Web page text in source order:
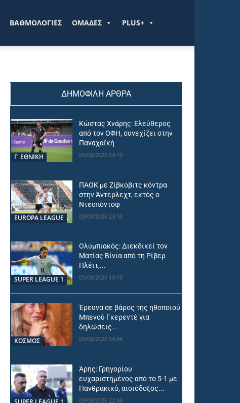
ΒΑΘΜΟΛΟΓΙΕΣ ΟΜΑΔΕΣ PLUS+
ΔΗΜΟΦΙΛΗ ΑΡΘΡΑ
Γ' ΕΘΝΙΚΗ
Κώστας Χνάρης: Ελεύθερος
από τον ΟΦΗ, συνεχίζει στην
Παναχαϊκή
05/08/2026 14:10
EUROPA LEAGUE
ΠΑΟΚ με Ζίβκοβιτς κόντρα
στην Άντερλεχτ, εκτός ο
Ντεσπόντοφ
05/08/2026 23:10
SUPER LEAGUE 1
Ολυμπιακός: Διεκδικεί τον
Ματίας Βίνια από τη Ρίβερ
Πλέιτ,...
05/08/2026 19:10
ΚΟΣΜΟΣ
Έρευνα σε βάρος της ηθοποιού
Μπενού Γκερεντέ για
δηλώσεις...
05/08/2026 14:34
Άρης: Γρηγορίου
ευχαριστημένος από το 5-1 με
Πανθρακικό, αισιόδοξος...
05/08/2026 22:40